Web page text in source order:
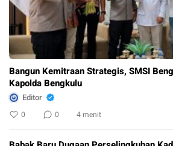
Bangun Kemitraan Strategis, SMSI
Kapolda Bengkulu
Editor
0 0 4 menit